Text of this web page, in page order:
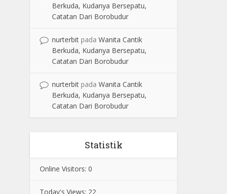
Berkuda, Kudanya Bersepatu,
Catatan Dari Borobudur
nurterbit pada Wanita Cantik
Berkuda, Kudanya Bersepatu,
Catatan Dari Borobudur
nurterbit pada Wanita Cantik
Berkuda, Kudanya Bersepatu,
Catatan Dari Borobudur
Statistik
Online Visitors: 0
Today's Views: 22